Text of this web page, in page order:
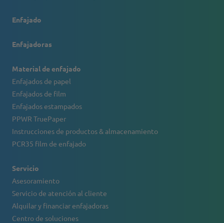
Enfajado
Enfajadoras
Material de enfajado
Enfajados de papel
Enfajados de film
Enfajados estampados
PPWR TruePaper
Instrucciones de productos & almacenamiento
PCR35 film de enfajado
Servicio
Asesoramiento
Servicio de atención al cliente
Alquilar y financiar enfajadoras
Centro de soluciones